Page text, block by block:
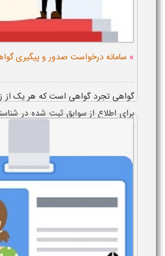
» سامانه درخواست صدور و پیگیری
گواهی تجرد گواهی است که هر یک از
برای اطلاع از سوابق ثبت شده در